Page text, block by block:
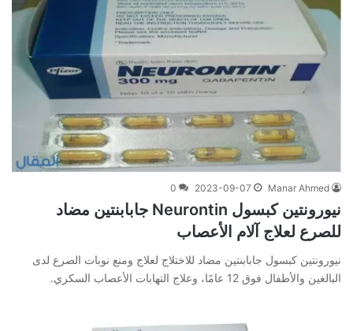
Manar Ahmed
2023-09-07
0
نيورونتين كبسول Neurontin جابابنتين مضاد
للصرع لعلاج آلام الأعصاب
نيورونتين كبسول جابابنتين مضاد للاختلاج لعلاج ومنع نوبات الصرع لدى
البالغين والأطفال فوق 12 عامًا، وعلاج التهابات الأعصاب السكري.